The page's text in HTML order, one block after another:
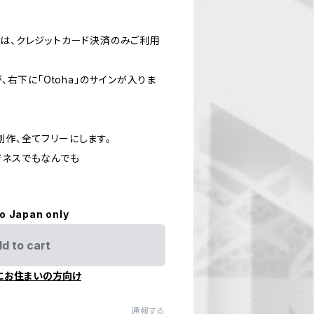
クレジットカード決済のみご利用
下に「Otoha」のサインが入りま
、全てフリーにします。
スでもなんでも
Japan only
to cart
お住まいの方向け
通報する